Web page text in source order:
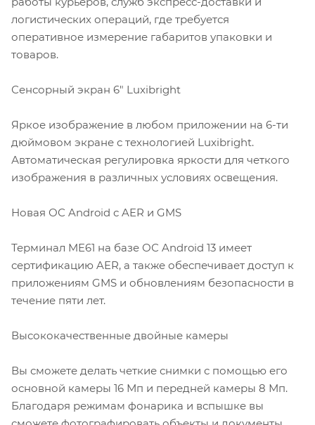
логистических операций, где требуется
оперативное измерение габаритов упаковки и
товаров.
Сенсорный экран 6" Luxibright
Яркое изображение в любом приложении на 6-ти
дюймовом экране с технологией Luxibright.
Автоматическая регулировка яркости для четкого
изображения в различных условиях освещения.
Новая ОС Android с AER и GMS
Терминал ME61 на базе ОС Android 13 имеет
сертификацию AER, а также обеспечивает доступ к
приложениям GMS и обновлениям безопасности в
течение пяти лет.
Высококачественные двойные камеры
Вы сможете делать четкие снимки с помощью его
основной камеры 16 Мп и передней камеры 8 Мп.
Благодаря режимам фонарика и вспышке вы